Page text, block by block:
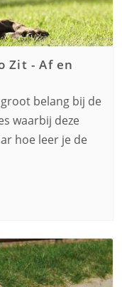
Zit - Af en
belang bij de
waarbij deze
hoe leer je de